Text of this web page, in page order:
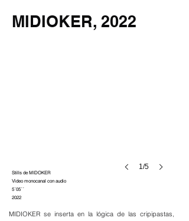
MIDIOKER, 2022
1/5
Stills de MIDOKER
Video monocanal con audio
5´05´´
2022
MIDIOKER se inserta en la lógica de las cripipastas,